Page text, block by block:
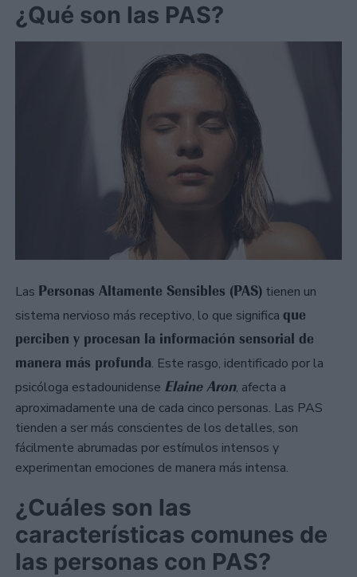
¿Qué son las PAS?
Las Personas Altamente Sensibles (PAS) tienen un
sistema nervioso más receptivo, lo que significa que
perciben y procesan la información sensorial de
manera más profunda. Este rasgo, identificado por la
psicóloga estadounidense Elaine Aron, afecta a
aproximadamente una de cada cinco personas. Las PAS
tienden a ser más conscientes de los detalles, son
fácilmente abrumadas por estímulos intensos y
experimentan emociones de manera más intensa.
¿Cuáles son las
características comunes de
las personas con PAS?